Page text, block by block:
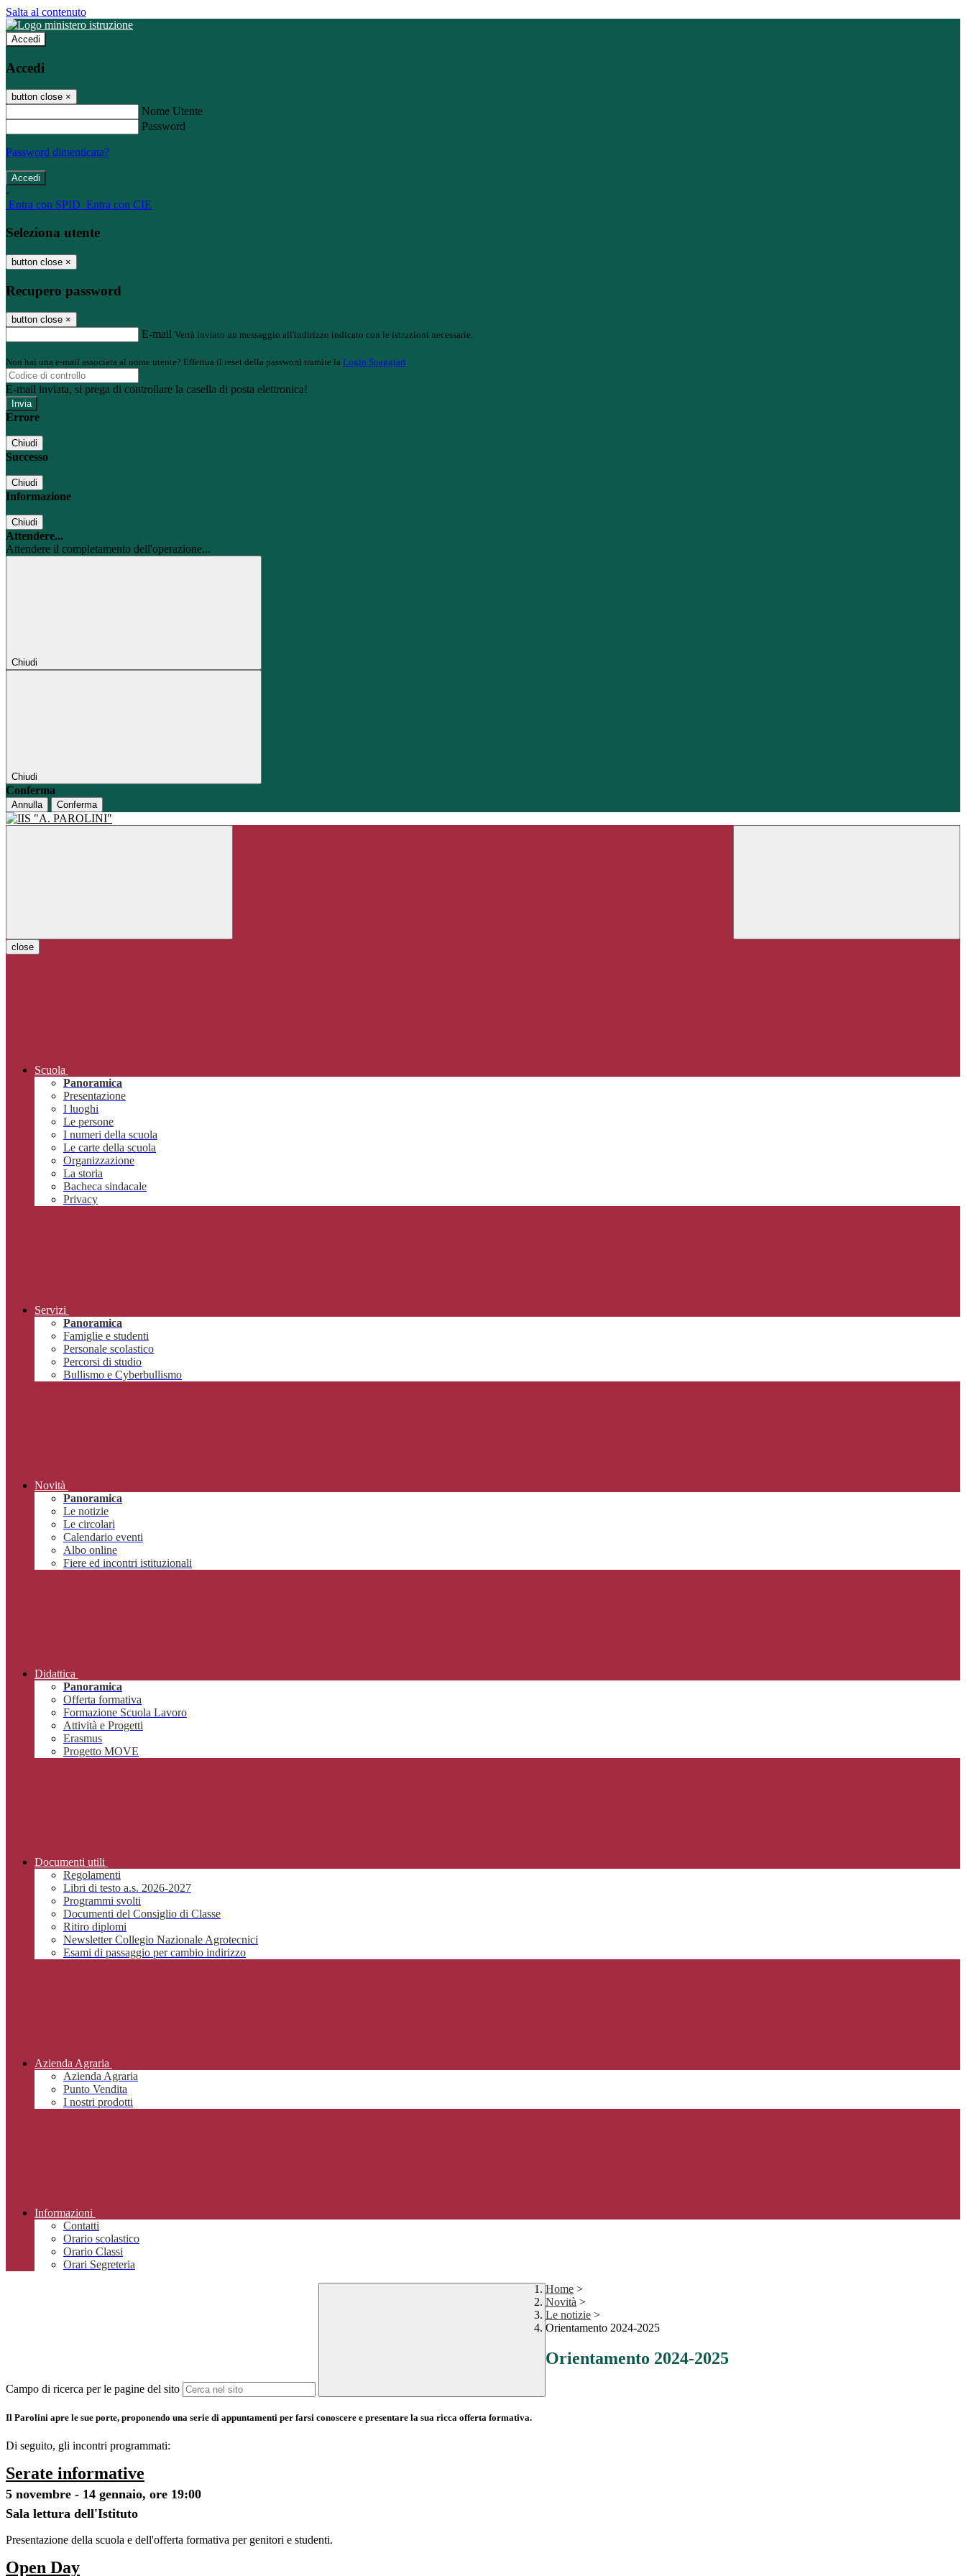
Salta al contenuto
Accedi
Accedi
button close ×
Nome Utente
Password
Password dimenticata?
-
Entra con SPID Entra con CIE
Seleziona utente
button close ×
Recupero password
button close ×
E-mail Verrà inviato un messaggio all'indirizzo indicato con le istruzioni necessarie.
Non hai una e-mail associata al nome utente? Effettua il reset della password tramite la Login Spaggiari
E-mail inviata, si prega di controllare la casella di posta elettronica!
Errore
Chiudi
Successo
Chiudi
Informazione
Chiudi
Attendere...
Attendere il completamento dell'operazione...
Chiudi
Chiudi
Conferma
Annulla Conferma
close
Scuola
Panoramica
Presentazione
I luoghi
Le persone
I numeri della scuola
Le carte della scuola
Organizzazione
La storia
Bacheca sindacale
Privacy
Servizi
Panoramica
Famiglie e studenti
Personale scolastico
Percorsi di studio
Bullismo e Cyberbullismo
Novità
Panoramica
Le notizie
Le circolari
Calendario eventi
Albo online
Fiere ed incontri istituzionali
Didattica
Panoramica
Offerta formativa
Formazione Scuola Lavoro
Attività e Progetti
Erasmus
Progetto MOVE
Documenti utili
Regolamenti
Libri di testo a.s. 2026-2027
Programmi svolti
Documenti del Consiglio di Classe
Ritiro diplomi
Newsletter Collegio Nazionale Agrotecnici
Esami di passaggio per cambio indirizzo
Azienda Agraria
Azienda Agraria
Punto Vendita
I nostri prodotti
Informazioni
Contatti
Orario scolastico
Orario Classi
Orari Segreteria
Campo di ricerca per le pagine del sito
Home >
Novità >
Le notizie >
Orientamento 2024-2025
Orientamento 2024-2025
Il Parolini apre le sue porte, proponendo una serie di appuntamenti per farsi conoscere e presentare la sua ricca offerta formativa.
Di seguito, gli incontri programmati:
Serate informative
5 novembre - 14 gennaio, ore 19:00
Sala lettura dell'Istituto
Presentazione della scuola e dell'offerta formativa per genitori e studenti.
Open Day